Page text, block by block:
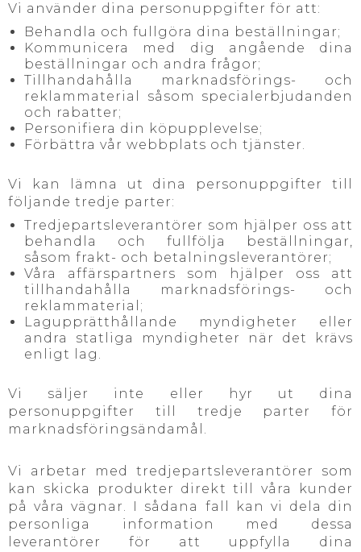
Vi använder dina personuppgifter för att:
Behandla och fullgöra dina beställningar;
Kommunicera med dig angående dina
beställningar och andra frågor;
Tillhandahålla marknadsförings- och
reklammaterial såsom specialerbjudanden
och rabatter;
Personifiera din köpupplevelse;
Förbättra vår webbplats och tjänster.
Vi kan lämna ut dina personuppgifter till
följande tredje parter:
Tredjepartsleverantörer som hjälper oss att
behandla och fullfölja beställningar,
såsom frakt- och betalningsleverantörer;
Våra affärspartners som hjälper oss att
tillhandahålla marknadsförings- och
reklammaterial;
Lagupprätthållande myndigheter eller
andra statliga myndigheter när det krävs
enligt lag.
Vi säljer inte eller hyr ut dina
personuppgifter till tredje parter för
marknadsföringsändamål.
Vi arbetar med tredjepartsleverantörer som
kan skicka produkter direkt till våra kunder
på våra vägnar. I sådana fall kan vi dela din
personliga information med dessa
leverantörer för att uppfylla dina